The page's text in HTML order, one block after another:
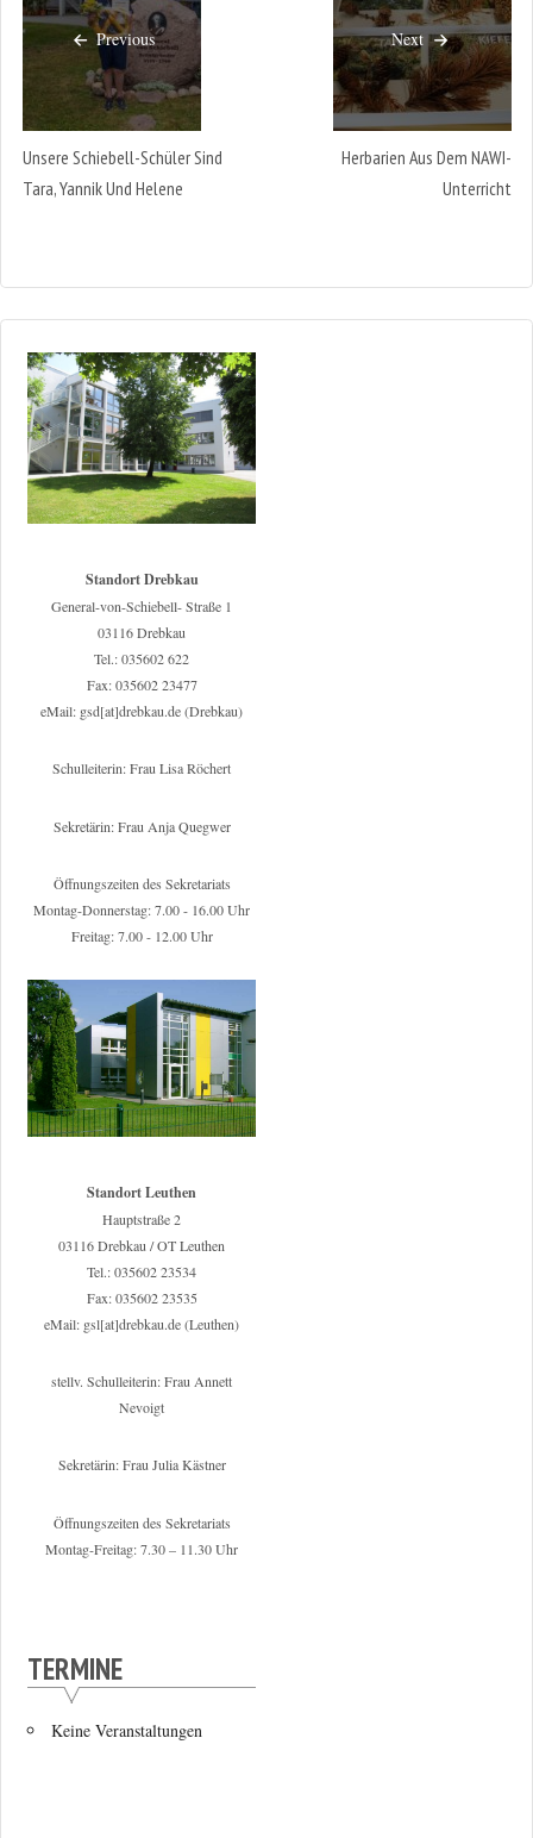
Previous
Unsere Schiebell-Schüler Sind
Tara, Yannik Und Helene
Next
Herbarien Aus Dem NAWI-
Unterricht
Standort Drebkau
General-von-Schiebell- Straße 1
03116 Drebkau
Tel.: 035602 622
Fax: 035602 23477
eMail: gsd[at]drebkau.de (Drebkau)
Schulleiterin: Frau Lisa Röchert
Sekretärin: Frau Anja Quegwer
Öffnungszeiten des Sekretariats
Montag-Donnerstag: 7.00 - 16.00 Uhr
Freitag: 7.00 - 12.00 Uhr
Standort Leuthen
Hauptstraße 2
03116 Drebkau / OT Leuthen
Tel.: 035602 23534
Fax: 035602 23535
eMail: gsl[at]drebkau.de (Leuthen)
stellv. Schulleiterin: Frau Annett
Nevoigt
Sekretärin: Frau Julia Kästner
Öffnungszeiten des Sekretariats
Montag-Freitag: 7.30 – 11.30 Uhr
TERMINE
Keine Veranstaltungen